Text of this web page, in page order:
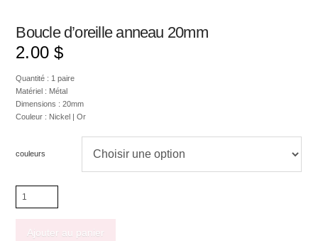
Boucle d’oreille anneau 20mm
2.00 $
Quantité : 1 paire
Matériel : Métal
Dimensions : 20mm
Couleur : Nickel | Or
couleurs
quantité
d'oreilleAjouter au panier